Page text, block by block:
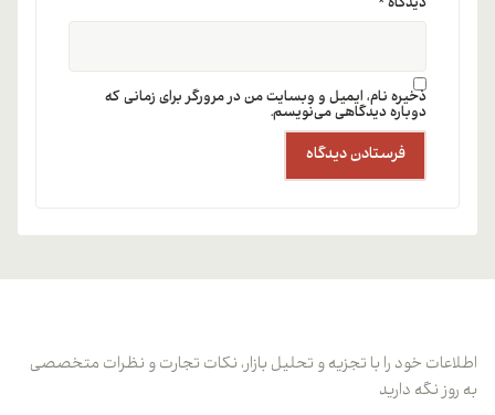
دیدگاه *
ذخیره نام، ایمیل و وبسایت من در مرورگر برای زمانی که
دوباره دیدگاهی می‌نویسم.
اطلاعات خود را با تجزیه و تحلیل بازار، نکات تجارت و نظرات متخصصی
به روز نگه دارید